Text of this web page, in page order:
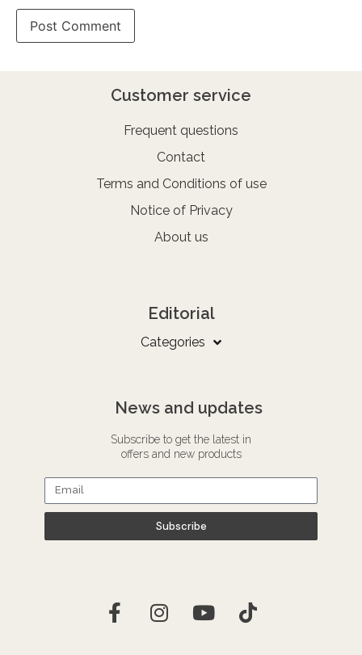
Customer service
Frequent questions
Contact
Terms and Conditions of use
Notice of Privacy
About us
Editorial
Categories
News and updates
Subscribe to get the latest in
offers and new products
Subscribe